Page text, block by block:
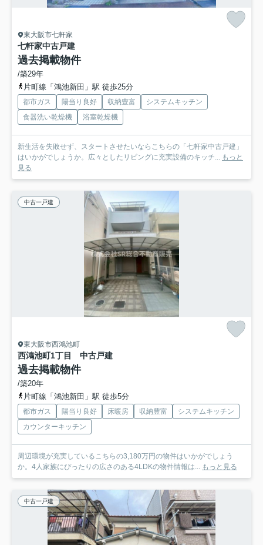
東大阪市七軒家
七軒家中古戸建
過去掲載物件
/築29年
片町線「鴻池新田」駅 徒歩25分
都市ガス 陽当り良好 収納豊富
システムキッチン
食器洗い乾燥機
浴室乾燥機
新生活を失敗せず、スタートさせたいならこちらの「七軒家中古戸建」
はいかがでしょうか。広々としたリビングに充実設備のキッチ... もっと
見る
中古一戸建
東大阪市西鴻池町
西鴻池町1丁目 中古戸建
過去掲載物件
/築20年
片町線「鴻池新田」駅 徒歩5分
都市ガス 陽当り良好 床暖房 収納豊富
システムキッチン
カウンターキッチン
周辺環境が充実しているこちらの3,180万円の物件はいかがでしょう
か。4人家族にぴったりの広さのある4LDKの物件情報は... もっと見る
中古一戸建